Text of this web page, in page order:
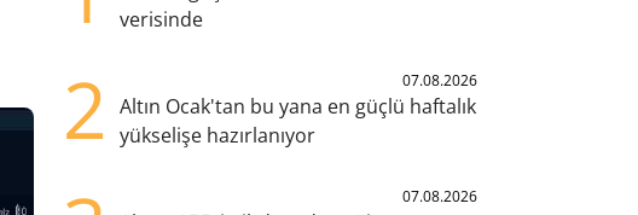
verisinde
2 07.08.2026
Altın Ocak'tan bu yana en güçlü haftalık
yükselişe hazırlanıyor
07.08.2026